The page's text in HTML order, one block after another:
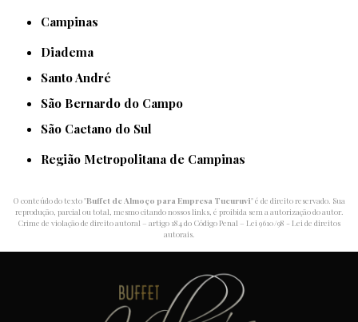
Campinas
Diadema
Santo André
São Bernardo do Campo
São Caetano do Sul
Região Metropolitana de Campinas
O conteúdo do texto "Buffet de Almoço para Empresa Tucuruvi" é de direito reservado. Sua
reprodução, parcial ou total, mesmo citando nossos links, é proibida sem a autorização do autor.
Crime de violação de direito autoral – artigo 184 do Código Penal – Lei 9610/98 - Lei de direitos
autorais.